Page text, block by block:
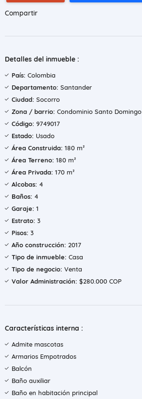
Compartir
Detalles del inmueble :
País: Colombia
Departamento: Santander
Ciudad: Socorro
Zona / barrio: Condominio Santo Domingo
Código: 9749017
Estado: Usado
Área Construida: 180 m²
Área Terreno: 180 m²
Área Privada: 170 m²
Alcobas: 4
Baños: 4
Garaje: 1
Estrato: 3
Pisos: 3
Año construcción: 2017
Tipo de inmueble: Casa
Tipo de negocio: Venta
Valor Administración: $280.000 COP
Características interna :
Admite mascotas
Armarios Empotrados
Balcón
Baño auxiliar
Baño en habitación principal